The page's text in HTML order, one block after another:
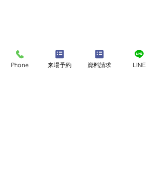
Phone 来場予約 資料請求 LINE